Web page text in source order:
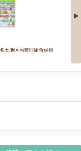
土地区画整理組合保留